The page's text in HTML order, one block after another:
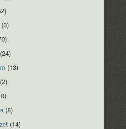
(3)
(13)
(2)
(8)
(14)